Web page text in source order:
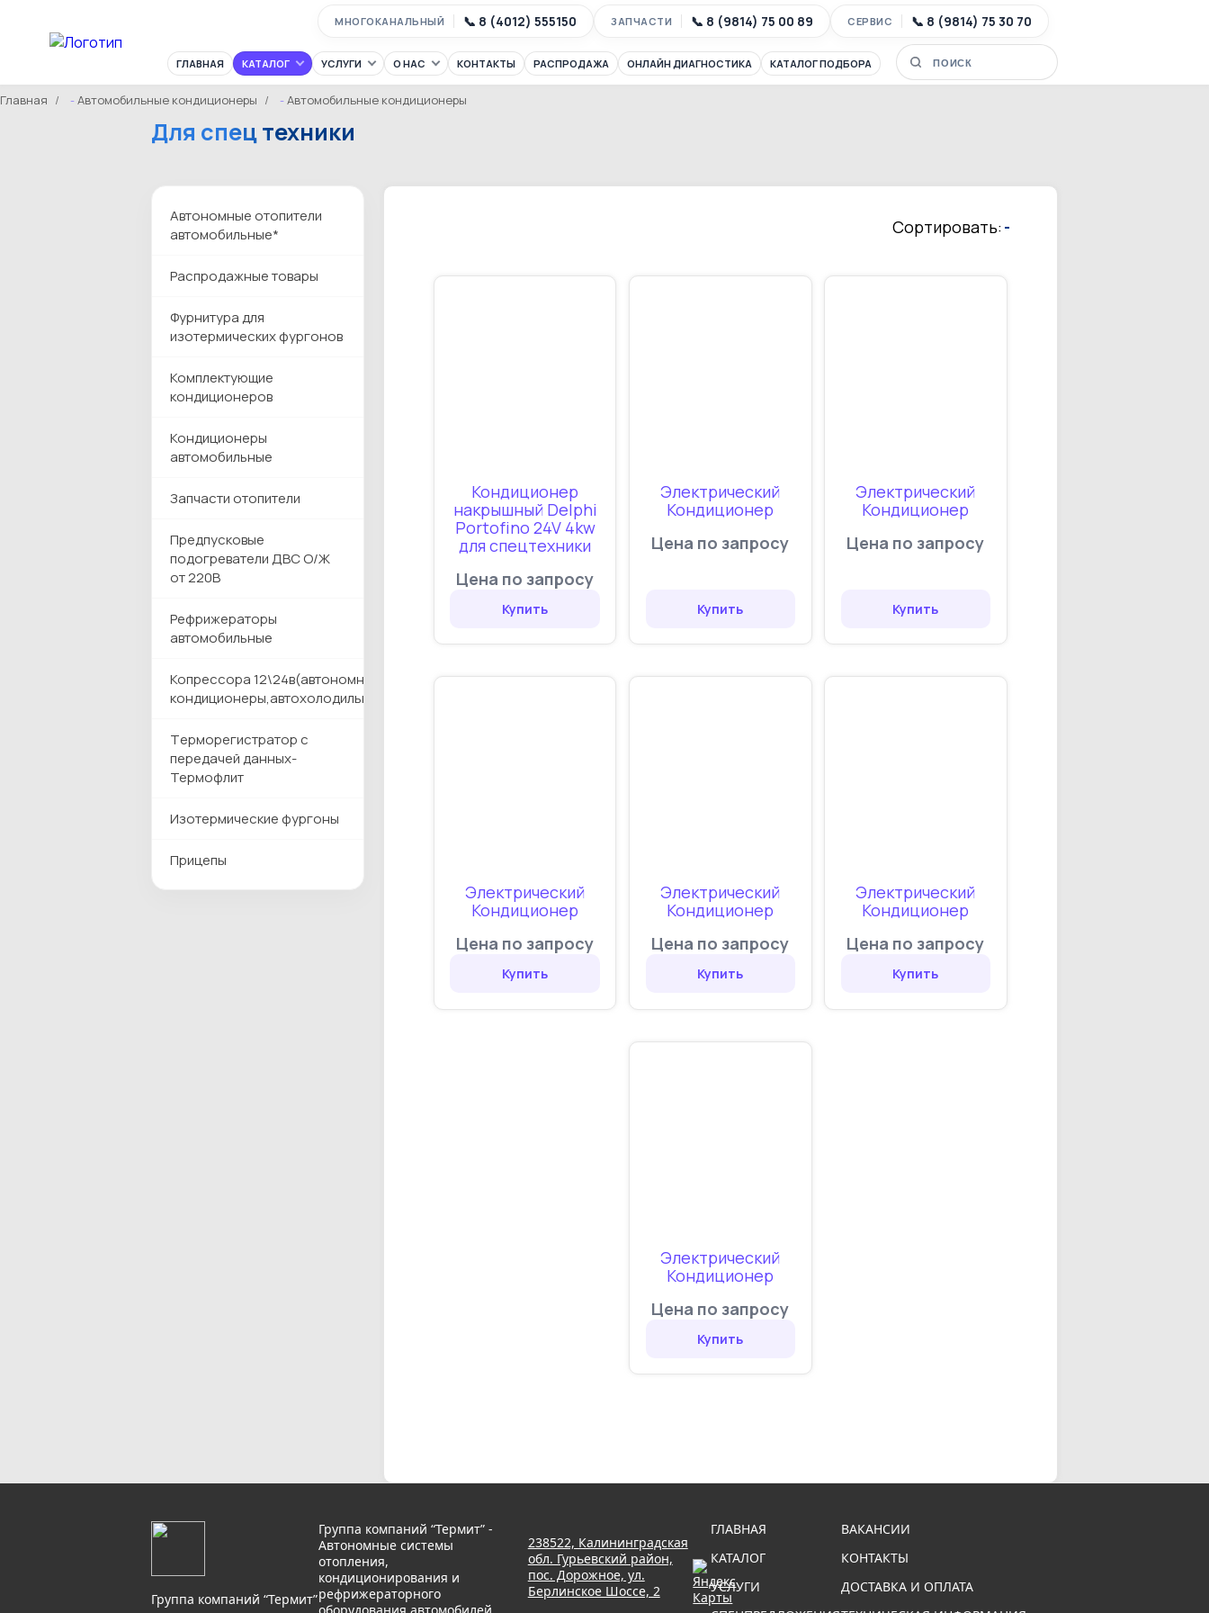
МНОГОКАНАЛЬНЫЙ 📞 8 (4012) 555150 ЗАПЧАСТИ 📞 8 (9814) 75 00 89 СЕРВИС 📞 8 (9814) 75 30 70
ГЛАВНАЯ КАТАЛОГ УСЛУГИ О НАС КОНТАКТЫ РАСПРОДАЖА ОНЛАЙН ДИАГНОСТИКА КАТАЛОГ ПОДБОРА
Главная Автомобильные кондиционеры Автомобильные кондиционеры
Для спец техники
Автономные отопители
автомобильные*
Распродажные товары
Фурнитура для
изотермических фургонов
Комплектующие
кондиционеров
Кондиционеры
автомобильные
Запчасти отопители
Предпусковые
подогреватели ДВС О/Ж
от 220В
Рефрижераторы
автомобильные
Копрессора 12\24в(автономные
кондиционеры,автохолодильники)
Tерморегистратор с
передачей данных-
Термофлит
Изотермические фургоны
Прицепы
Сортировать:-
Кондиционер
накрышный Delphi
Portofino 24V 4kw
для спецтехники
Цена по запросу
Купить
Электрический
Кондиционер
Цена по запросу
Купить
Электрический
Кондиционер
Цена по запросу
Купить
Электрический
Кондиционер
Цена по запросу
Купить
Электрический
Кондиционер
Цена по запросу
Купить
Электрический
Кондиционер
Цена по запросу
Купить
Электрический
Кондиционер
Цена по запросу
Купить
Группа компаний “Термит”
Группа компаний “Термит” -
Автономные системы
отопления,
кондиционирования и
рефрижераторного
238522, Калининградская
обл. Гурьевский район,
пос. Дорожное, ул.
Берлинское Шоссе, 2
ГЛАВНАЯ
КАТАЛОГ
УСЛУГИ
ВАКАНСИИ
КОНТАКТЫ
ДОСТАВКА И ОПЛАТА